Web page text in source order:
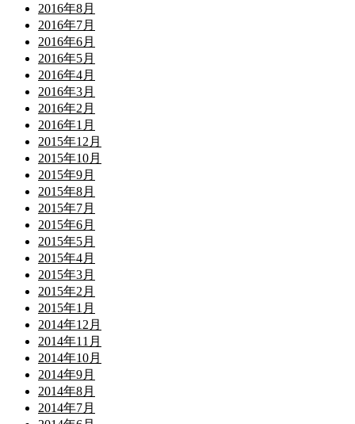
2016年8月
2016年7月
2016年6月
2016年5月
2016年4月
2016年3月
2016年2月
2016年1月
2015年12月
2015年10月
2015年9月
2015年8月
2015年7月
2015年6月
2015年5月
2015年4月
2015年3月
2015年2月
2015年1月
2014年12月
2014年11月
2014年10月
2014年9月
2014年8月
2014年7月